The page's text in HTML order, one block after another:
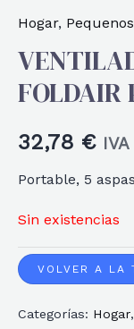
Hogar,
FOLDAIR
32,78 €
Portable, 5
Sin existencias
VOLVER A LA
Categorías: Hogar,